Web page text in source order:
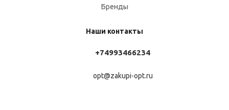
Бренды
Наши контакты
+74993466234
opt@zakupi-opt.ru